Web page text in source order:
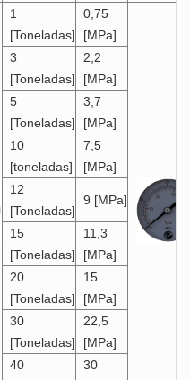
1
[Toneladas]
0,75
[MPa]
3
[Toneladas]
2,2
[MPa]
5
[Toneladas]
3,7
[MPa]
10
[toneladas]
7,5
[MPa]
12
[Toneladas]
9 [MPa]
15
[Toneladas]
11,3
[MPa]
20
[Toneladas]
15
[MPa]
30
[Toneladas]
22,5
[MPa]
40
30